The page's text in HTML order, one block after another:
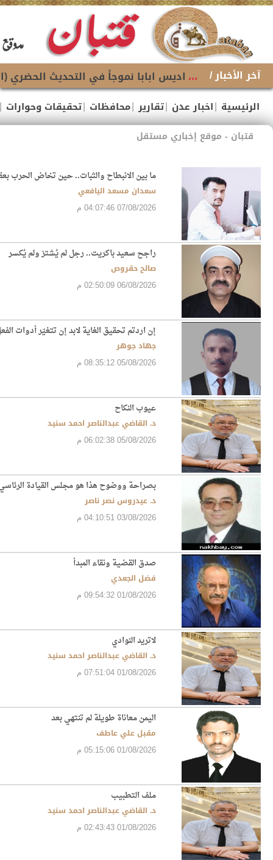
الرئيسية |اخبار عدن |تقارير |محافظات |تحقيقات وحوارات
آخر الأخبار / ،،، اديس ابابا نموجاً في التحديث الحضري
قتبان - موقع إخباري مستقل
ما بين الانبطاح والثبات.. حين تخاض الحرب
سعدان مسعد اليافعي
07/08/2026 04:07:46 م
راجح سعيد باكريت.. رجل لم يُشترَ ولم يُكسر
صالح حقروص
06/08/2026 02:50:09 م
إن اردتم تحقيق الغاية لابد إن تتغيّر أدوات
جهاد جوهر
05/08/2026 08:35:12 م
عيوب النكاح
د. القاضي عبدالناصر احمد سنيد
05/08/2026 06:02:38 م
بصراحة ووضوح هذا هو مجلس القيادة
د. عيدروس نصر ناصر
03/08/2026 04:10:51 م
صدق القضية ونقاء المبدأ
فضل الجعدي
01/08/2026 09:54:32 م
لاتريد النوادي
د. القاضي عبدالناصر احمد سنيد
01/08/2026 07:51:04 م
اليمن معاناة طويلة لم تنتهي بعد
مقبل علي عاطف
01/08/2026 05:15:06 م
ملف التطبيب
د. القاضي عبدالناصر احمد سنيد
01/08/2026 02:43:43 م